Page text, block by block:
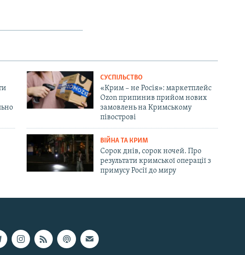
СУСПІЛЬСТВО
«Крим – не Росія»: маркетплейс
Ozon припинив прийом нових
замовлень на Кримському
півострові
ВІЙНА ТА КРИМ
Сорок днів, сорок ночей. Про
результати кримської операції з
примусу Росії до миру